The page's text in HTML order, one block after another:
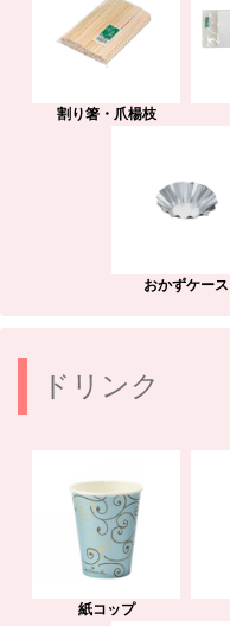
割り箸・爪楊枝
おかずケース
ドリンク
紙コップ